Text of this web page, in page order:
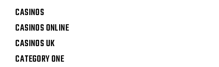
CASINOS
CASINOS ONLINE
CASINOS UK
CATEGORY ONE